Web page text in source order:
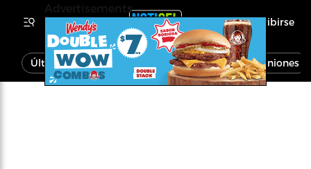
Inscribirse
Última Hora Noticias Economía Opiniones
Advertisements